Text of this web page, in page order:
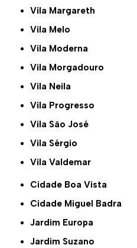
Vila Margareth
Vila Melo
Vila Moderna
Vila Morgadouro
Vila Neila
Vila Progresso
Vila São José
Vila Sérgio
Vila Valdemar
Cidade Boa Vista
Cidade Miguel Badra
Jardim Europa
Jardim Suzano